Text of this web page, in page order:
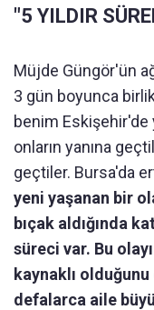
"5 YILDIR
Müjde Güngör'ün
3 gün boyunca
benim Eskişehir'de
onların yanına
geçtiler. Bursa'da
yeni yaşanan bir
bıçak aldığında
süreci var. Bu
kaynaklı
defalarca aile